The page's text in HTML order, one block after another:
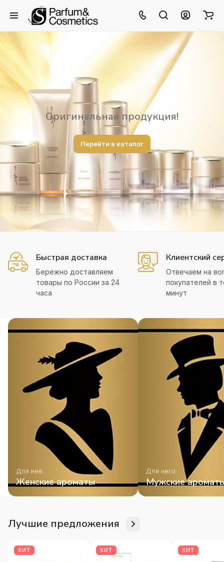
Оригинальная продукция!
Перейти в каталог
Быстрая доставка
Бережно доставляем
товары по России за 24
часа
Клиентский
Отвечаем на
покупателей в
минут
Для неё
Женские ароматы
Для него
Мужские
Лучшие предложения
ХИТ ХИТ ХИТ